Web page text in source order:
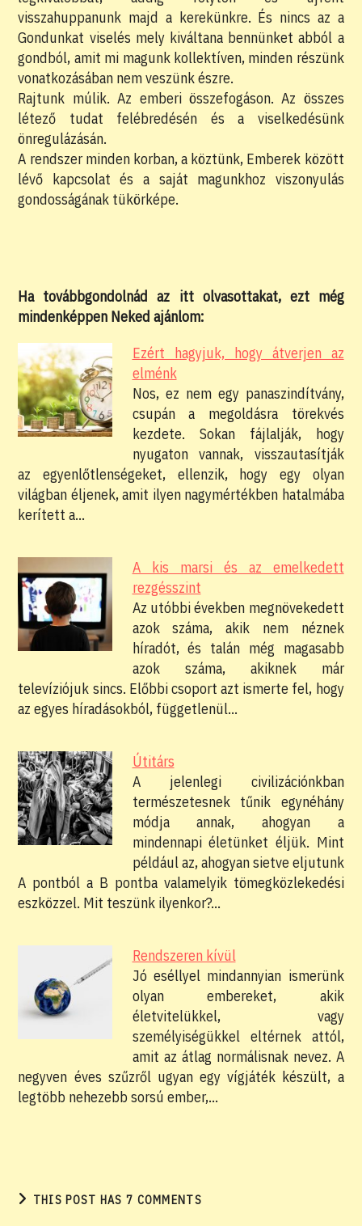
visszahuppanunk majd a kerekünkre. És nincs az a
Gondunkat viselés mely kiváltana bennünket abból a
gondból, amit mi magunk kollektíven, minden részünk
vonatkozásában nem veszünk észre.
Rajtunk múlik. Az emberi összefogáson. Az összes
létező tudat felébredésén és a viselkedésünk
önregulázásán.
A rendszer minden korban, a köztünk, Emberek között
lévő kapcsolat és a saját magunkhoz viszonyulás
gondosságának tükörképe.
Ha továbbgondolnád az itt olvasottakat, ezt még
mindenképpen Neked ajánlom:
Ezért hagyjuk, hogy átverjen az
elménk
Nos, ez nem egy panaszindítvány,
csupán a megoldásra törekvés
kezdete. Sokan fájlalják, hogy
nyugaton vannak, visszautasítják
az egyenlőtlenségeket, ellenzik, hogy egy olyan
világban éljenek, amit ilyen nagymértékben hatalmába
kerített a…
A kis marsi és az emelkedett
rezgésszint
Az utóbbi években megnövekedett
azok száma, akik nem néznek
híradót, és talán még magasabb
azok száma, akiknek már
televíziójuk sincs. Előbbi csoport azt ismerte fel, hogy
az egyes híradásokból, függetlenül…
Útitárs
A jelenlegi civilizációnkban
természetesnek tűnik egynéhány
módja annak, ahogyan a
mindennapi életünket éljük. Mint
például az, ahogyan sietve eljutunk
A pontból a B pontba valamelyik tömegközlekedési
eszközzel. Mit teszünk ilyenkor?…
Rendszeren kívül
Jó eséllyel mindannyian ismerünk
olyan embereket, akik
életvitelükkel, vagy
személyiségükkel eltérnek attól,
amit az átlag normálisnak nevez. A
negyven éves szűzről ugyan egy vígjáték készült, a
legtöbb nehezebb sorsú ember,…
THIS POST HAS 7 COMMENTS